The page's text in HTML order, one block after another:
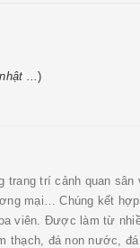
...)
trang trí cảnh quan sân
mại… Chúng kết
viên. Được làm từ
thạch, đá non nước,